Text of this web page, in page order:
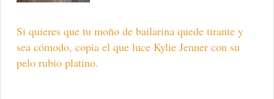
Si quieres que tu moño de bailarina quede tirante y
sea cómodo, copia el que luce Kylie Jenner con su
pelo rubio platino.